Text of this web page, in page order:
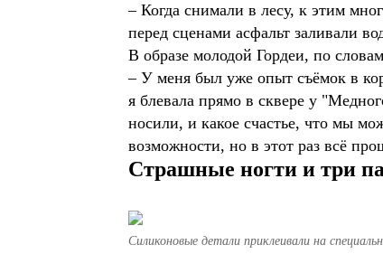
– Когда снимали в лесу, к этим
перед сценами асфальт заливали
В образе молодой Гордеи, по
– У меня был уже опыт съёмок в
я блевала прямо в сквере у
носили, и какое счастье, что мы
возможности, но в этот раз всё
Страшные ногти и три
Силиконовые детали приклеивали на